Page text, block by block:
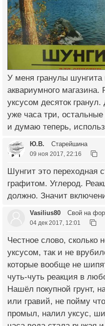
У меня гранулы шунгита
аквариумного
уксусом десяток
уже часа три,
и думаю теперь,
Ю.В. Старейшина
09 ноя 2017, 22:16
Шунгит это переходная
графитом. Углерод.
должно. Значит
Vasilius80 Свой на
04 дек 2017, 12:01
Честное слово, сколько
уксусом, так и не
которые вообще не
чуть-чуть реакция в
Нашёл покупной грунт,
или гравий, не пойму
промыл, налил уксус,